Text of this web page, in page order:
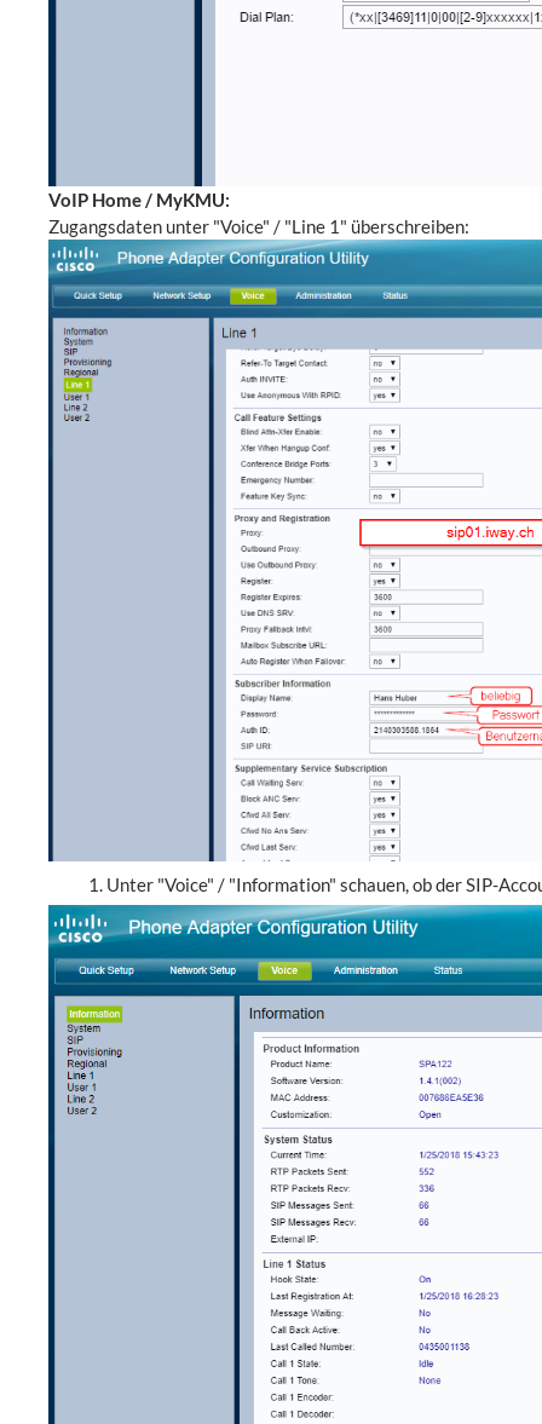
VoIP Home / MyKMU:
Zugangsdaten unter "Voice" / "Line 1" überschreiben:
Unter "Voice" / "Information" schauen, ob der SIP-